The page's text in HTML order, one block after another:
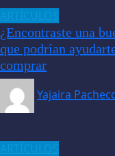
¿Encontraste una
que podrían
comprar
Yajaira